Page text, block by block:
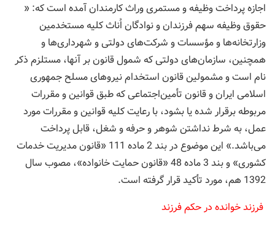
اجازه پرداخت وظیفه و مستمری وراث کارمندان آمده است که: «
حقوق وظیفه سهم فرزندان و نوادگان اُناث کلیه مستخدمین
وزارتخانه‌ها و مؤسسات و شرکت‌های دولتی و شهرداری‌ها و
همچنین، سازمان‌های ‌دولتی که شمول قانون بر آنها، مستلزم ذکر
نام است و مشمولین قانون استخدام نیروهای مسلح جمهوری
اسلامی ایران و قانون تأمین‌اجتماعی که طبق‌ قوانین و مقررات
مربوطه برقرار شده یا بشود، با رعایت کلیه قوانین و مقررات مورد
عمل، به شرط نداشتن شوهر و حرفه و شغل، قابل پرداخت
می‌باشد.» این موضوع در بند 2 ماده 111 «قانون مدیریت خدمات
کشوری» و بند 3 ماده 48 «قانون حمایت خانواده»، مصوب سال
1392 هم، مورد تأکید قرار گرفته است.
فرزند خوانده در حکم فرزند